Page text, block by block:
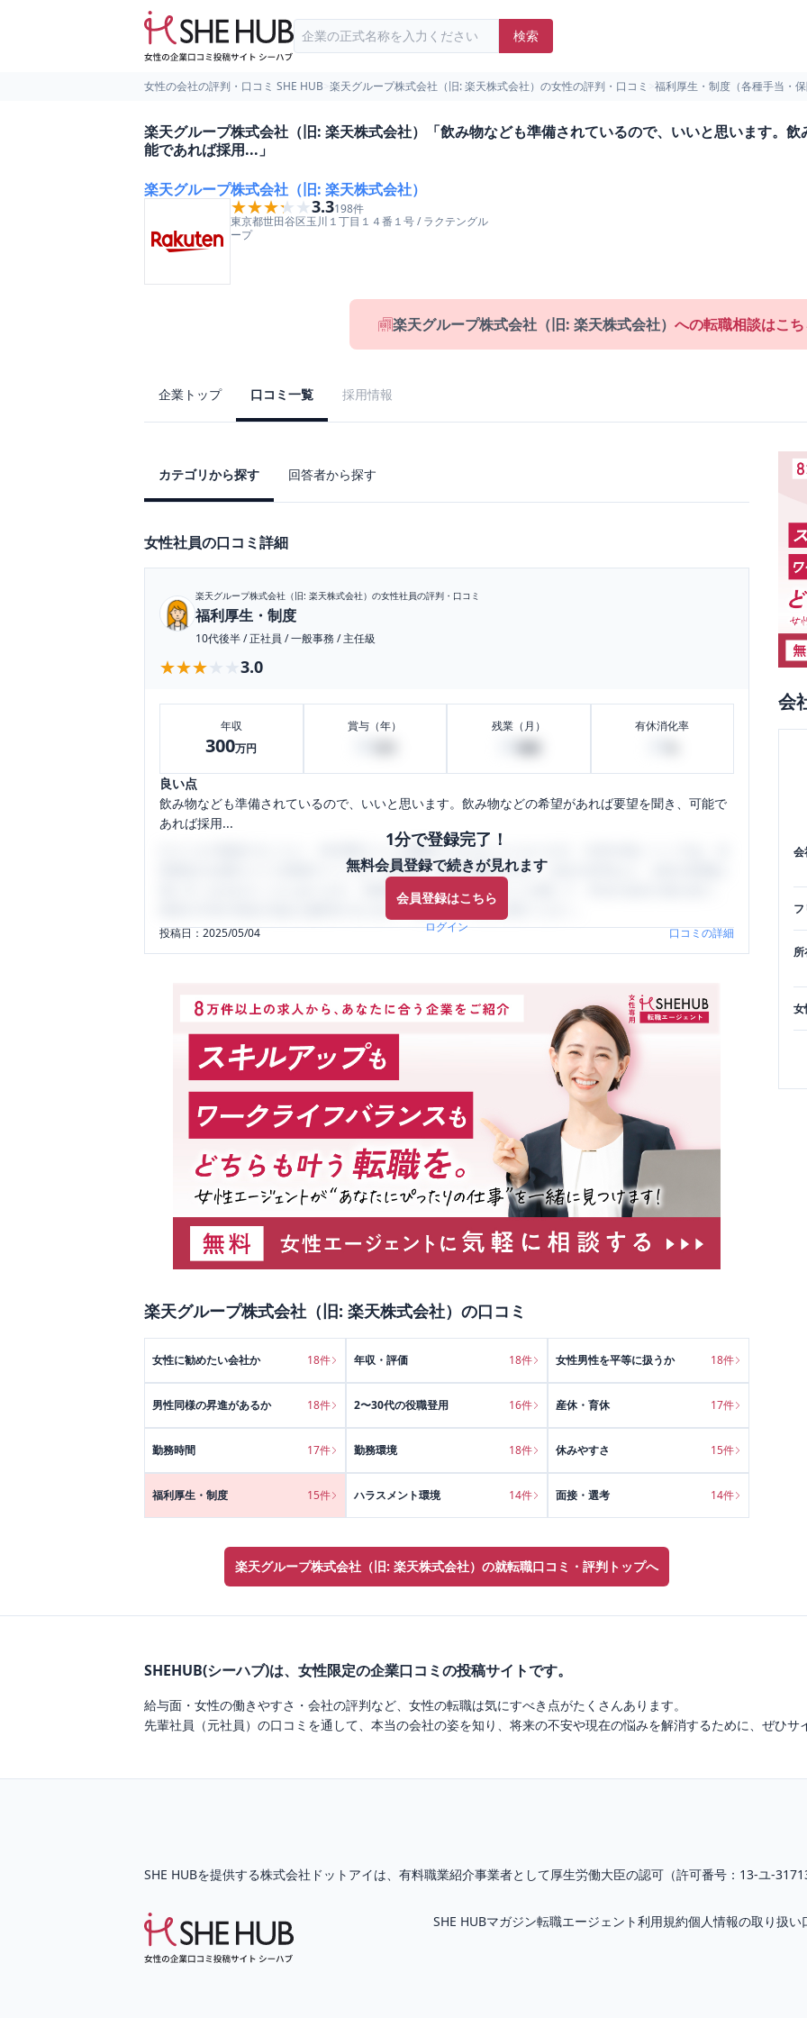
検索
女性の会社の評判・口コミ SHE HUB 楽天グループ株式会社（旧: 楽天株式会社）の女性の評判・口コミ 福利厚生・制度（各種手当・
楽天グループ株式会社（旧: 楽天株式会社）「飲み物なども準備されているので、いいと思います。
能であれば採用...」
楽天グループ株式会社（旧: 楽天株式会社）
★★★★★
★★★★★3.3198件
東京都世田谷区玉川１丁目１４番１号/ラクテングル
ープ
楽天グループ株式会社（旧: 楽天株式会社） への転職相談はこ
企業トップ 口コミ一覧 採用情報
カテゴリから探す 回答者から探す
女性社員の口コミ詳細
楽天グループ株式会社（旧: 楽天株式会社） の女性社員の評判・口コミ
福利厚生・制度
10代後半/正社員 /一般事務 /主任級
★★★★★
★★★★★ 3.0
年収
300万円
賞与（年） 残業（月） 有休消化率
良い点
飲み物なども準備されているので、いいと思います。飲み物などの希望があれば要望を聞き、可能で
あれば採用...
1分で登録完了！
無料会員登録で続きが見れます
会員登録はこちら
ログイン
口コミを1投稿するごとに、30日間口コミの閲覧ができるようになります。SHEHUB(シーハブ)は、女
性限定の企業口コミの投稿サイトです。給与面・女性の働きやすさ・会社の評判など、女性の転職は
気にすべき点がたくさんあります。先輩社員（元社員）の口コミを通して、本当の会社の姿を知り、
将来の不安や現在の悩みを解消するために、ぜひサイトをご活用ください。
投稿日：2025/05/04 口コミの詳細
楽天グループ株式会社（旧: 楽天株式会社） の口コミ
女性に勧めたい会社か 18件 年収・評価 18件 女性男性を平等に扱うか 18件
男性同様の昇進があるか 18件 2〜30代の役職登用 16件 産休・育休 17件
勤務時間 17件 勤務環境 18件 休みやすさ 15件
福利厚生・制度 15件 ハラスメント環境 14件 面接・選考 14件
楽天グループ株式会社（旧: 楽天株式会社）の就転職口コミ・評判トップへ
会
会
女
SHEHUB(シーハブ)は、女性限定の企業口コミの投稿サイトです。
給与面・女性の働きやすさ・会社の評判など、女性の転職は気にすべき点がたくさんあります。
先輩社員（元社員）の口コミを通して、本当の会社の姿を知り、将来の不安や現在の悩みを解消するために、ぜひサ
SHE HUBを提供する株式会社ドットアイは、 有料職業紹介事業者として厚生労働大臣の認可（許可番号：13-ユ-
SHE HUBマガジン転職エージェント利用規約個人情報の取り扱い